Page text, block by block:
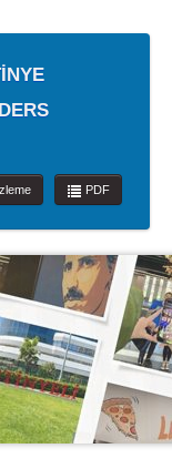
PDF